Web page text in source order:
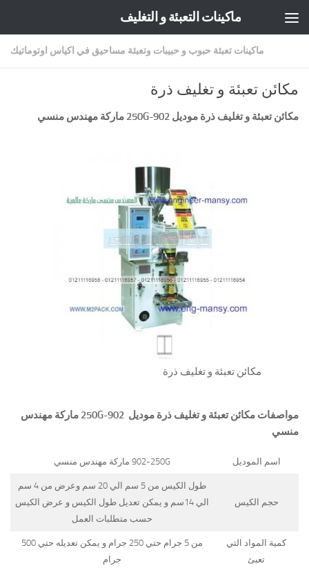
ماكينات التعبئة و التغليف
ماكينات تعبئة حبوب و حبيبات وتعبئة مساحيق في اكياس اوتوماتيك
مكائن تعبئة و تغليف ذرة
مكائن تعبئة و تغليف ذرة موديل 902-250G ماركة مهندس منسي
مكائن تعبئة و تغليف ذرة
مواصفات مكائن تعبئة و تغليف ذرة موديل 902-250G
ماركة مهندس
منسي
اسم الموديل 902-250G ماركة مهندس منسي
حجم الكيس
طول الكيس من 5 سم الي 20 سم وعرض من 4 سم
الي 14سم و يمكن تعديل طول الكيس و عرض الكيس
حسب متطلبات العمل
كمية المواد التي
تعبئ
من 5 جرام حتي 250 جرام و يمكن تعديله حتي 500
جرام